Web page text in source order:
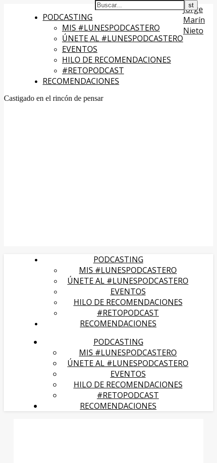
PODCASTING
MIS #LUNESPODCASTERO
ÚNETE AL #LUNESPODCASTERO
EVENTOS
HILO DE RECOMENDACIONES
#RETOPODCAST
RECOMENDACIONES
Jorge
Marín
Nieto
Castigado en el rincón de pensar
PODCASTING
MIS #LUNESPODCASTERO
ÚNETE AL #LUNESPODCASTERO
EVENTOS
HILO DE RECOMENDACIONES
#RETOPODCAST
RECOMENDACIONES
PODCASTING
MIS #LUNESPODCASTERO
ÚNETE AL #LUNESPODCASTERO
EVENTOS
HILO DE RECOMENDACIONES
#RETOPODCAST
RECOMENDACIONES